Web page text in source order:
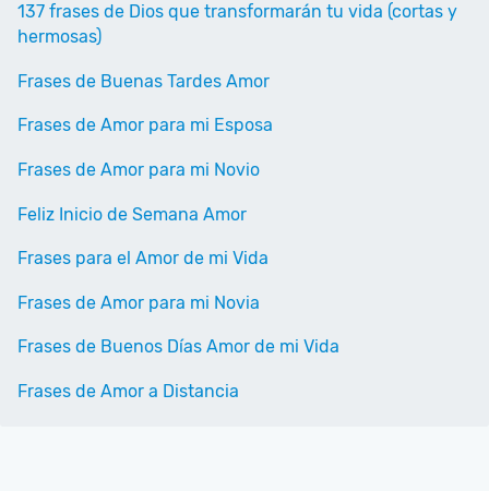
137 frases de Dios que transformarán tu vida (cortas y
hermosas)
Frases de Buenas Tardes Amor
Frases de Amor para mi Esposa
Frases de Amor para mi Novio
Feliz Inicio de Semana Amor
Frases para el Amor de mi Vida
Frases de Amor para mi Novia
Frases de Buenos Días Amor de mi Vida
Frases de Amor a Distancia